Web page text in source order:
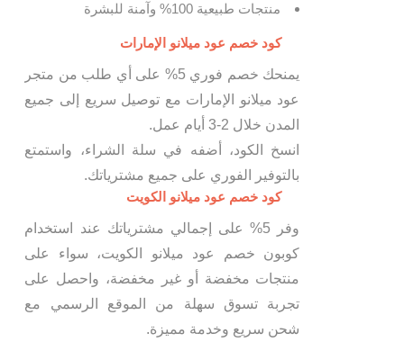
منتجات طبيعية 100% وآمنة للبشرة
كود خصم عود ميلانو الإمارات
يمنحك خصم فوري 5% على أي طلب من متجر
عود ميلانو الإمارات مع توصيل سريع إلى جميع
المدن خلال 2-3 أيام عمل.
انسخ الكود، أضفه في سلة الشراء، واستمتع
بالتوفير الفوري على جميع مشترياتك.
كود خصم عود ميلانو الكويت
وفر 5% على إجمالي مشترياتك عند استخدام
كوبون خصم عود ميلانو الكويت، سواء على
منتجات مخفضة أو غير مخفضة، واحصل على
تجربة تسوق سهلة من الموقع الرسمي مع
شحن سريع وخدمة مميزة.